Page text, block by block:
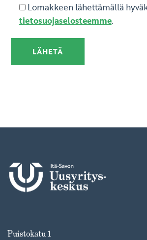
Lomakkeen lähettämällä
tietosuojaselosteemme.
Puistokatu 1